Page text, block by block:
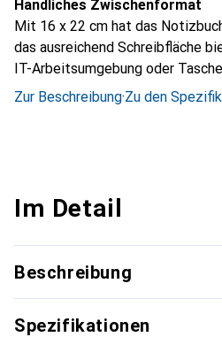
Handliches Zwischenformat
Mit 16 x 22 cm hat das
das ausreichend Schreibfläche
IT-Arbeitsumgebung oder
Zur Beschreibung·Zu den
Im Detail
Beschreibung
Spezifikationen